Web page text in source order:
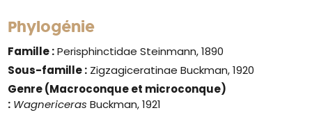
Phylogénie
Famille :Perisphinctidae Steinmann, 1890
Sous-famille : Zigzagiceratinae Buckman, 1920
Genre(Macroconque et microconque)
: Wagnericeras Buckman, 1921